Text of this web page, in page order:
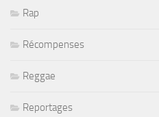
Rap
Récompenses
Reggae
Reportages